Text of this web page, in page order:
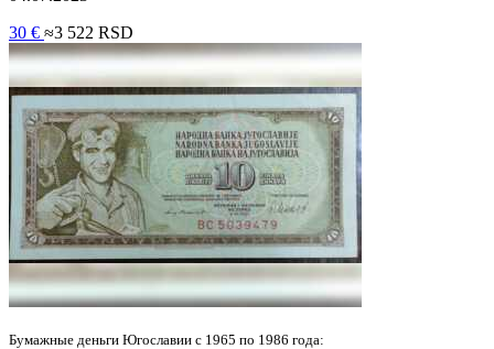
30 € ≈3 522 RSD
Бумажные деньги Югославии с 1965 по 1986 года: